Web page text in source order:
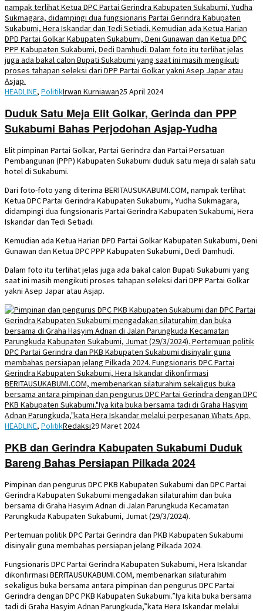
HEADLINE, PolitikIrwan Kurniawan25 April 2024
Duduk Satu Meja Elit Golkar, Gerinda dan PPP
Sukabumi Bahas Perjodohan Asjap-Yudha
Elit pimpinan Partai Golkar, Partai Gerindra dan Partai Persatuan
Pembangunan (PPP) Kabupaten Sukabumi duduk satu meja di salah satu
hotel di Sukabumi.
Dari foto-foto yang diterima BERITAUSUKABUMI.COM, nampak terlihat
Ketua DPC Partai Gerindra Kabupaten Sukabumi, Yudha Sukmagara,
didampingi dua fungsionaris Partai Gerindra Kabupaten Sukabumi, Hera
Iskandar dan Tedi Setiadi.
Kemudian ada Ketua Harian DPD Partai Golkar Kabupaten Sukabumi, Deni
Gunawan dan Ketua DPC PPP Kabupaten Sukabumi, Dedi Damhudi.
Dalam foto itu terlihat jelas juga ada bakal calon Bupati Sukabumi yang
saat ini masih mengikuti proses tahapan seleksi dari DPP Partai Golkar
yakni Asep Japar atau Asjap.
HEADLINE, PolitikRedaksi29 Maret 2024
PKB dan Gerindra Kabupaten Sukabumi Duduk
Bareng Bahas Persiapan Pilkada 2024
Pimpinan dan pengurus DPC PKB Kabupaten Sukabumi dan DPC Partai
Gerindra Kabupaten Sukabumi mengadakan silaturahim dan buka
bersama di Graha Hasyim Adnan di Jalan Parungkuda Kecamatan
Parungkuda Kabupaten Sukabumi, Jumat (29/3/2024).
Pertemuan politik DPC Partai Gerindra dan PKB Kabupaten Sukabumi
disinyalir guna membahas persiapan jelang Pilkada 2024.
Fungsionaris DPC Partai Gerindra Kabupaten Sukabumi, Hera Iskandar
dikonfirmasi BERITAUSUKABUMI.COM, membenarkan silaturahim
sekaligus buka bersama antara pimpinan dan pengurus DPC Partai
Gerindra dengan DPC PKB Kabupaten Sukabumi.”Iya kita buka bersama
tadi di Graha Hasyim Adnan Parungkuda,”kata Hera Iskandar melalui